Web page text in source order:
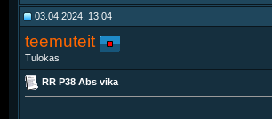
03.04.2024, 13:04
teemuteit
Tulokas
RR P38 Abs vika